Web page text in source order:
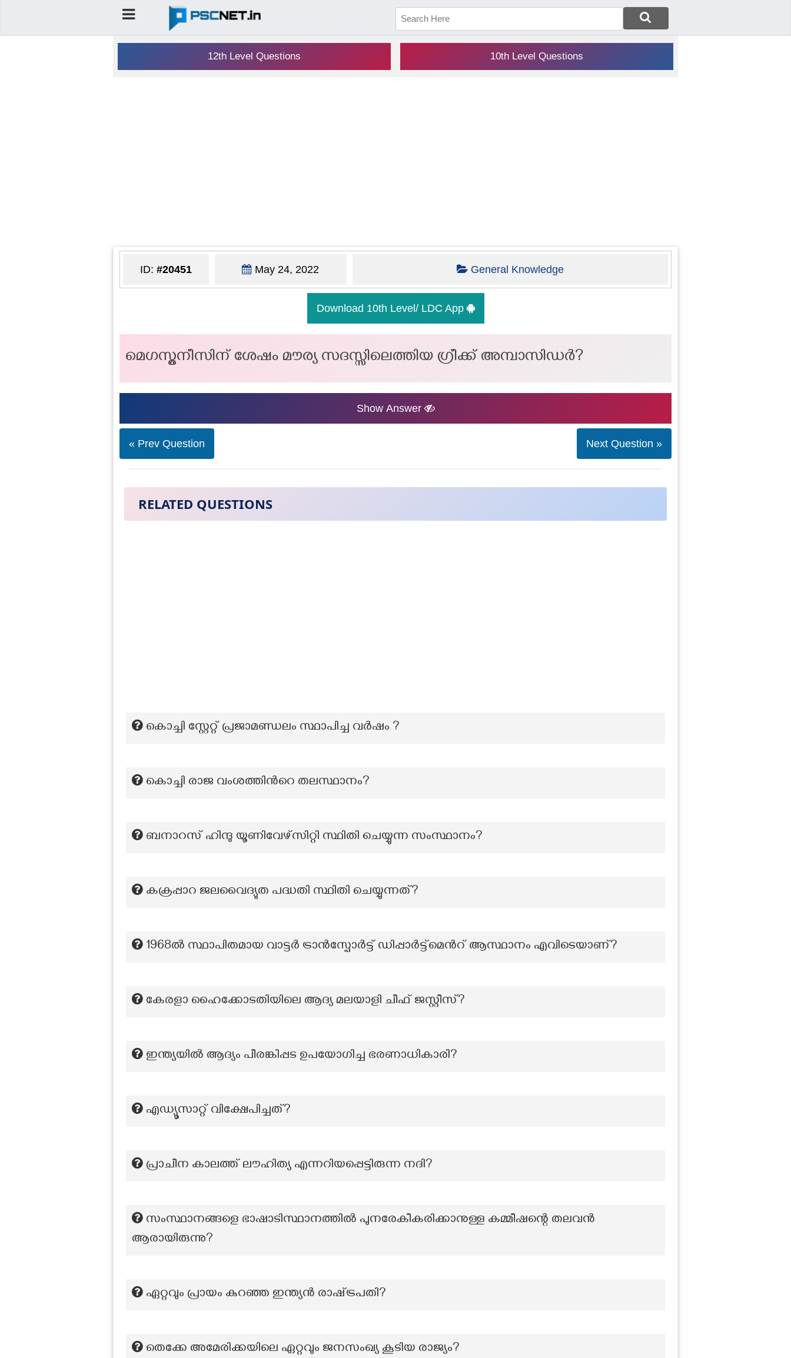
12th Level Questions 10th Level Questions
ID: #20451 May 24, 2022 General Knowledge
Download 10th Level/ LDC App
മെഗസ്തനീസിന് ശേഷം മൗര്യ സദസ്സിലെത്തിയ ഗ്രീക്ക് അമ്പാസിഡർ?
Show Answer
« Prev Question Next Question »
RELATED QUESTIONS
കൊച്ചി സ്റ്റേറ്റ് പ്രജാമണ്ഡലം സ്ഥാപിച്ച വർഷം ?
കൊച്ചി രാജ വംശത്തിന്‍റെ തലസ്ഥാനം?
ബനാറസ് ഹിന്ദു യൂണിവേഴ്സിറ്റി സ്ഥിതി ചെയ്യുന്ന സംസ്ഥാനം?
കക്രപ്പാറ ജലവൈദ്യുത പദ്ധതി സ്ഥിതി ചെയ്യുന്നത്?
1968ൽ സ്ഥാപിതമായ വാട്ടർ ട്രാൻസ്പോർട്ട് ഡിപ്പാർട്ട്മെൻറ് ആസ്ഥാനം എവിടെയാണ്?
കേരളാ ഹൈക്കോടതിയിലെ ആദ്യ മലയാളി ചീഫ് ജസ്റ്റീസ്?
ഇന്ത്യയിൽ ആദ്യം പീരങ്കിപ്പട ഉപയോഗിച്ച ഭരണാധികാരി?
എഡ്യൂസാറ്റ് വിക്ഷേപിച്ചത്?
പ്രാചീന കാലത്ത് ലൗഹിത്യ എന്നറിയപ്പെട്ടിരുന്ന നദി?
സംസ്ഥാനങ്ങളെ ഭാഷാടിസ്ഥാനത്തിൽ പുനരേകീകരിക്കാനുള്ള കമ്മീഷന്റെ തലവൻ
ആരായിരുന്നു?
ഏറ്റവും പ്രായം കുറഞ്ഞ ഇന്ത്യൻ രാഷ്‌ട്രപതി?
തെക്കേ അമേരിക്കയിലെ ഏറ്റവും ജനസംഖ്യ കൂടിയ രാജ്യം?